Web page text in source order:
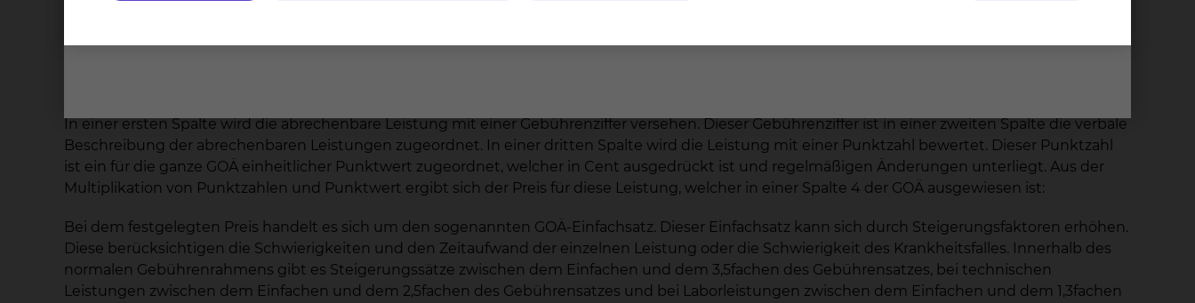
In einer ersten Spalte wird die abrechenbare Leistung mit einer Gebührenziffer versehen. Dieser Gebührenziffer ist in einer zweiten Spalte die verbale
Beschreibung der abrechenbaren Leistungen zugeordnet. In einer dritten Spalte wird die Leistung mit einer Punktzahl bewertet. Dieser Punktzahl
ist ein für die ganze GOÄ einheitlicher Punktwert zugeordnet, welcher in Cent ausgedrückt ist und regelmäßigen Änderungen unterliegt. Aus der
Multiplikation von Punktzahlen und Punktwert ergibt sich der Preis für diese Leistung, welcher in einer Spalte 4 der GOÄ ausgewiesen ist:
Bei dem festgelegten Preis handelt es sich um den sogenannten GOÄ-Einfachsatz. Dieser Einfachsatz kann sich durch Steigerungsfaktoren erhöhen.
Diese berücksichtigen die Schwierigkeiten und den Zeitaufwand der einzelnen Leistung oder die Schwierigkeit des Krankheitsfalles. Innerhalb des
normalen Gebührenrahmens gibt es Steigerungssätze zwischen dem Einfachen und dem 3,5fachen des Gebührensatzes, bei technischen
Leistungen zwischen dem Einfachen und dem 2,5fachen des Gebührensatzes und bei Laborleistungen zwischen dem Einfachen und dem 1,3fachen